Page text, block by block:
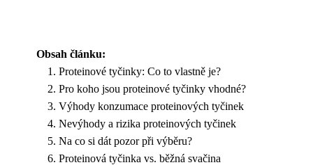
Obsah článku:
Proteinové tyčinky: Co to vlastně je?
Pro koho jsou proteinové tyčinky vhodné?
Výhody konzumace proteinových tyčinek
Nevýhody a rizika proteinových tyčinek
Na co si dát pozor při výběru?
Proteinová tyčinka vs. běžná svačina